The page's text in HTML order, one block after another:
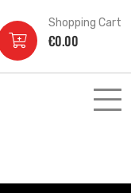
Shopping Cart
€0.00